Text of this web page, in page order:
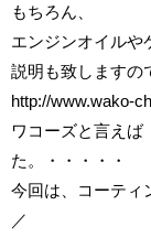
もちろん、
エンジンオイルや
説明も致しますの
http://www.wako-
ワコーズと言え
た。・・・・・
今回は、コーティ
／